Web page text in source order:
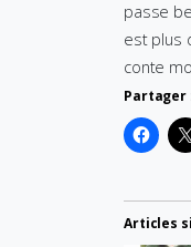
passe
est plus
conte
Partager
Articles